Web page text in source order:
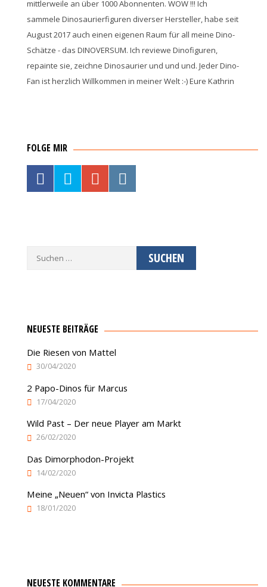
mittlerweile an über 1000 Abonnenten. WOW !!! Ich
sammele Dinosaurierfiguren diverser Hersteller, habe seit
August 2017 auch einen eigenen Raum für all meine Dino-
Schätze - das DINOVERSUM. Ich reviewe Dinofiguren,
repainte sie, zeichne Dinosaurier und und und. Jeder Dino-
Fan ist herzlich Willkommen in meiner Welt :-) Eure Kathrin
FOLGE MIR
Suche
NEUESTE BEITRÄGE
Die Riesen von Mattel
30/04/2020
2 Papo-Dinos für Marcus
17/04/2020
Wild Past – Der neue Player am Markt
26/02/2020
Das Dimorphodon-Projekt
14/02/2020
Meine „Neuen“ von Invicta Plastics
18/01/2020
NEUESTE KOMMENTARE